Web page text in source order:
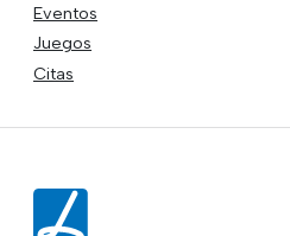
Eventos
Juegos
Citas